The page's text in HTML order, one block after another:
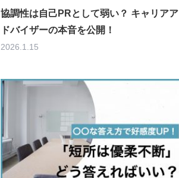
協調性は自己PRとして弱い？ キャリアア
ドバイザーの本音を公開！
2026.1.15